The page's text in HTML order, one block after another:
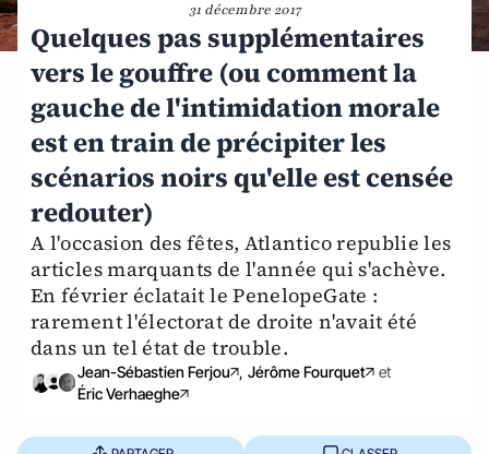
31 décembre 2017
Quelques pas supplémentaires
vers le gouffre (ou comment la
gauche de l'intimidation morale
est en train de précipiter les
scénarios noirs qu'elle est censée
redouter)
A l'occasion des fêtes, Atlantico republie les
articles marquants de l'année qui s'achève.
En février éclatait le PenelopeGate :
rarement l'électorat de droite n'avait été
dans un tel état de trouble.
Jean-Sébastien Ferjou , Jérôme Fourquet
et
Éric Verhaeghe